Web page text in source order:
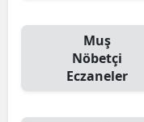
Muş
Nöbetçi
Eczaneler